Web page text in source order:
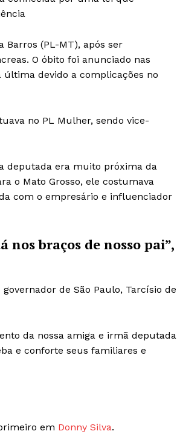
Company
Barros (PL-MT), após ser
O óbito foi anunciado nas
devido a complicações no
no PL Mulher, sendo vice-
deputada era muito próxima da
o Mato Grosso, ele costumava
com o empresário e influenciador
nos braços de nosso pai”,
de São Paulo, Tarcísio de
da nossa amiga e irmã deputada
e conforte seus familiares e
em Donny Silva.